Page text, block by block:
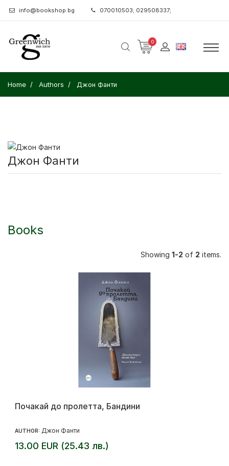
info@bookshop.bg 070010503; 029508337;
0
Home Authors Джон Фанти
Джон Фанти
Books
Showing 1-2 of 2 items.
Почакай до пролетта, Бандини
AUTHOR: Джон Фанти
13.00 EUR (25.43 лв.)